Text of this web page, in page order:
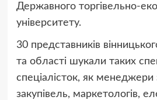
Державного торгівельно-
університету.
30 представників
та області шукали таких
спеціалісток, як
закупівель, маркетологів,